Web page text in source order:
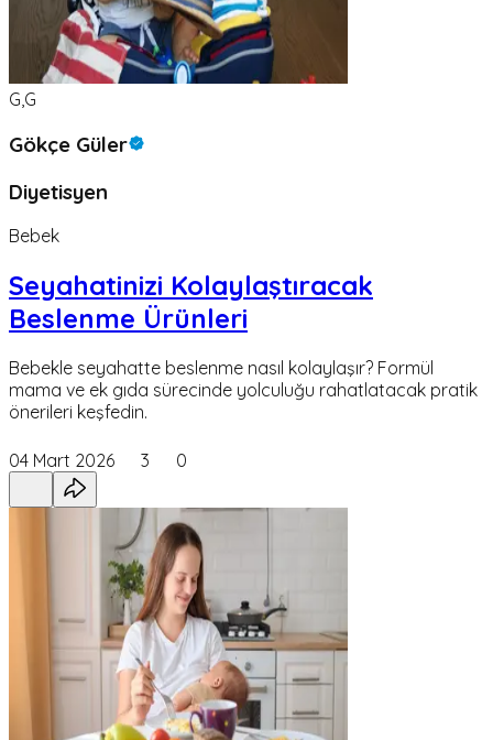
G,G
Gökçe Güler
Diyetisyen
Bebek
Seyahatinizi Kolaylaştıracak
Beslenme Ürünleri
Bebekle seyahatte beslenme nasıl kolaylaşır? Formül
mama ve ek gıda sürecinde yolculuğu rahatlatacak pratik
önerileri keşfedin.
04 Mart 2026 3 0